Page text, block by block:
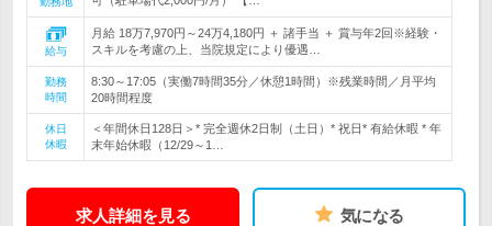
給与
月給 18万7,970円～24万4,180円 ＋ 諸手当 ＋ 賞与年2回※経験・
スキルを考慮の上、当院規定により優遇…
勤務
時間
8:30～17:05（実働7時間35分／休憩1時間）※残業時間／月平均
20時間程度
休日
休暇
＜年間休日128日＞* 完全週休2日制（土日）* 祝日* 有給休暇 * 年
末年始休暇（12/29～1…
求人詳細を見る 気になる